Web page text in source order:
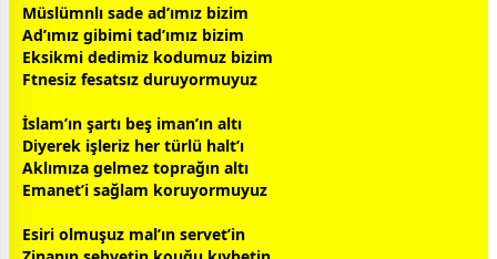
Müslümnlı sade ad’ımız bizim
Ad’ımız gibimi tad’ımız bizim
Eksikmi dedimiz kodumuz bizim
Ftnesiz fesatsız duruyormuyuz
İslam’ın şartı beş iman’ın altı
Diyerek işleriz her türlü halt’ı
Aklımıza gelmez toprağın altı
Emanet’i sağlam koruyormuyuz
Esiri olmuşuz mal’ın servet’in